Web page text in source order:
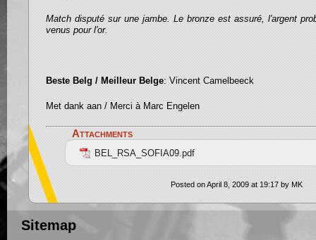
Match disputé sur une jambe. Le bronze est assuré, l'argent
venus pour l'or.
Beste Belg / Meilleur Belge: Vincent Camelbeeck
Met dank aan / Merci à Marc Engelen
Attachments
BEL_RSA_SOFIA09.pdf
Posted on April 8, 2009 at 19:17 by MK
Sitemap